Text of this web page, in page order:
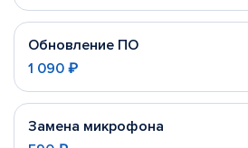
Обновление ПО
1 090 ₽
Замена микрофона